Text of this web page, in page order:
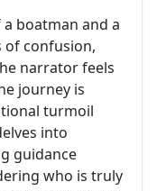
boatman and a
of confusion,
narrator feels
journey is
turmoil
into
guidance
who is truly